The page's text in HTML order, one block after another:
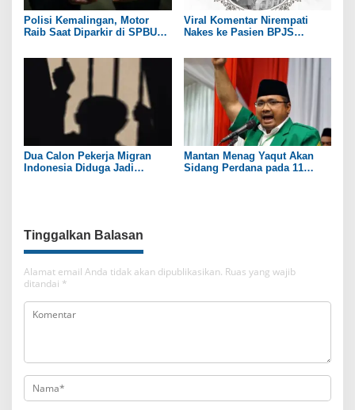
Polisi Kemalingan, Motor
Raib Saat Diparkir di SPBU
Viral Komentar Nirempati
Nakes ke Pasien BPJS
Saya Sedih dan Merasa Gagal
Dua Calon Pekerja Migran
Indonesia Diduga Jadi
Mantan Menag Yaqut Akan
Sidang Perdana pada 11
Tinggalkan Balasan
Alamat email Anda tidak akan dipublikasikan. Ruas yang wajib
ditandai *